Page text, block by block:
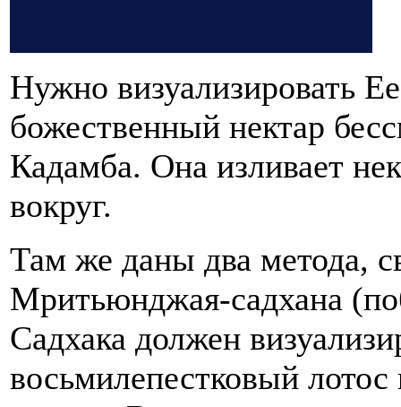
Нужно визуализировать
божественный нектар
Кадамба. Она изливает
вокруг.
Там же даны два метода,
Мритьюнджая-садхана
Садхака должен
восьмилепестковый